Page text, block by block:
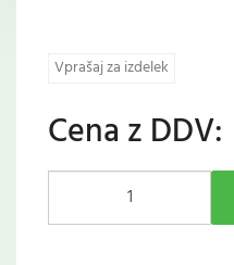
Vprašaj za izdelek
Cena z DDV: